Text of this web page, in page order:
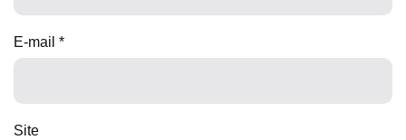
E-mail *
Site